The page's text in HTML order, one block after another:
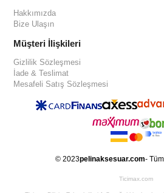
Hakkımızda
Bize Ulaşın
Müşteri İlişkileri
Gizlilik Sözleşmesi
İade & Teslimat
Mesafeli Satış Sözleşmesi
© 2023pelinaksesuar.com- Tüm
Ticimax.com